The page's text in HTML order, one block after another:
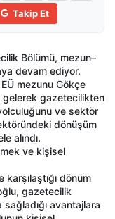
Takip Et
Bölümü, mezun–
devam ediyor.
mezunu Gökçe
gazetecilikten
ve sektör
dönüşüm
alındı.
ve kişisel
dönüm
gazetecilik
avantajlara